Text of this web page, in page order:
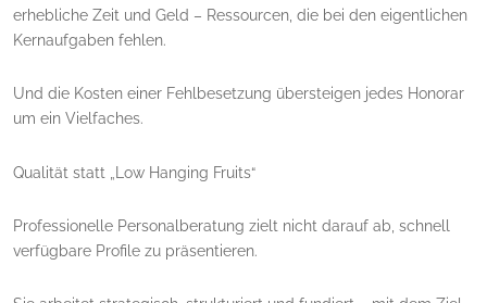
erhebliche Zeit und Geld – Ressourcen, die bei den eigentlichen
Kernaufgaben fehlen.
Und die Kosten einer Fehlbesetzung übersteigen jedes Honorar
um ein Vielfaches.
Qualität statt „Low Hanging Fruits“
Professionelle Personalberatung zielt nicht darauf ab, schnell
verfügbare Profile zu präsentieren.